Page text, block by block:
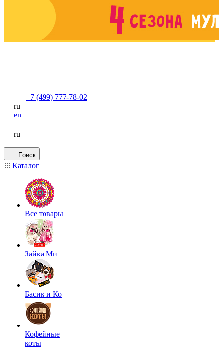
+7 (499) 777-78-02
ru
en
ru
Поиск
Каталог
Все товары
Зайка Ми
Басик и Ко
Кофейные
коты